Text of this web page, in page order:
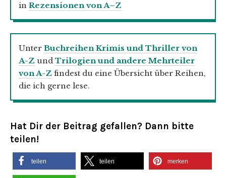
in Rezensionen von A–Z
Unter Buchreihen Krimis und Thriller von
A-Z und Trilogien und andere Mehrteiler
von A-Z findest du eine Übersicht über Reihen,
die ich gerne lese.
Hat Dir der Beitrag gefallen? Dann bitte
teilen!
teilen teilen merken